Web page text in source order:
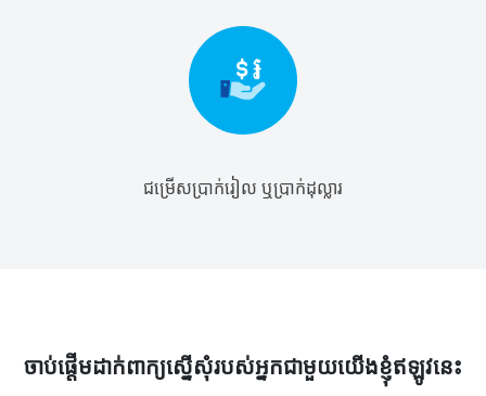
ជម្រើសប្រាក់រៀល ឬប្រាក់ដុល្លារ
ចាប់ផ្តើមដាក់ពាក្យស្នើសុំរបស់អ្នកជាមួយយើងខ្ញុំឥឡូវនេះ